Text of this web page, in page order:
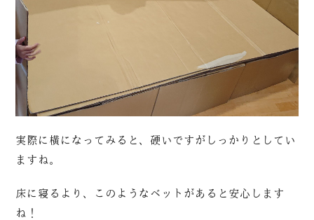
実際に横になってみると、硬いですがしっかりとしてい
ますね。
床に寝るより、このようなベットがあると安心します
ね！